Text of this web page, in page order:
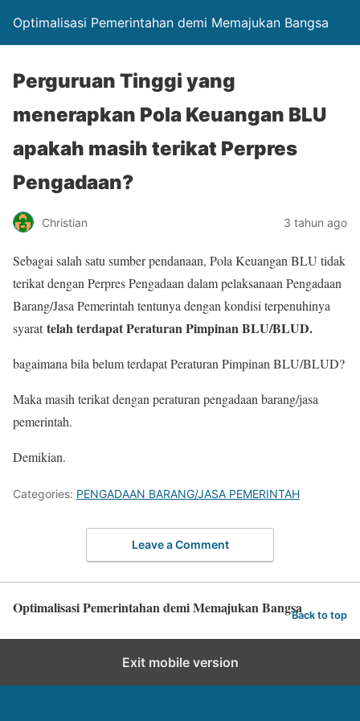
Optimalisasi Pemerintahan demi Memajukan Bangsa
Perguruan Tinggi yang
menerapkan Pola Keuangan BLU
apakah masih terikat Perpres
Pengadaan?
Christian 3 tahun ago
Sebagai salah satu sumber pendanaan, Pola Keuangan BLU tidak
terikat dengan Perpres Pengadaan dalam pelaksanaan Pengadaan
Barang/Jasa Pemerintah tentunya dengan kondisi terpenuhinya
syarattelah terdapat Peraturan Pimpinan BLU/BLUD.
bagaimana bila belum terdapat Peraturan Pimpinan BLU/BLUD?
Maka masih terikat dengan peraturan pengadaan barang/jasa
pemerintah.
Demikian.
Categories: PENGADAAN BARANG/JASA PEMERINTAH
Leave a Comment
Optimalisasi Pemerintahan demi Memajukan BangsaBack to top
Exit mobile version